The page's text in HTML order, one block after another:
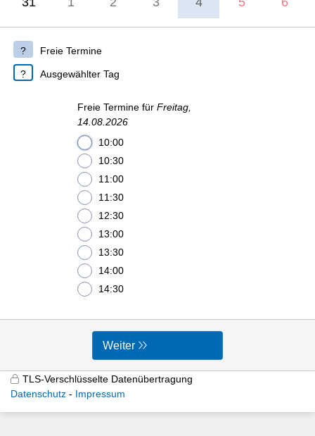
Freie Termine
Ausgewählter Tag
Freie Termine für Freitag,
14.08.2026
10:00
10:30
11:00
11:30
12:30
13:00
13:30
14:00
14:30
Weiter
TLS-Verschlüsselte Datenübertragung
Datenschutz
Impressum